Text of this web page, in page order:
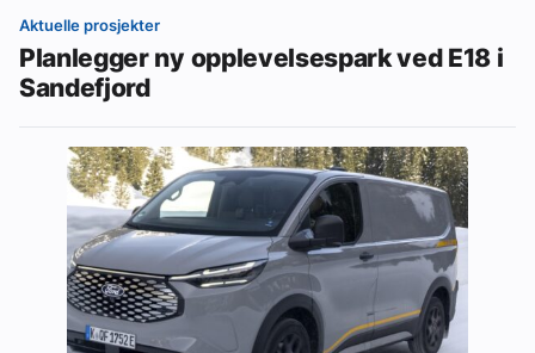
Aktuelle prosjekter
Planlegger ny opplevelsespark ved E18 i
Sandefjord